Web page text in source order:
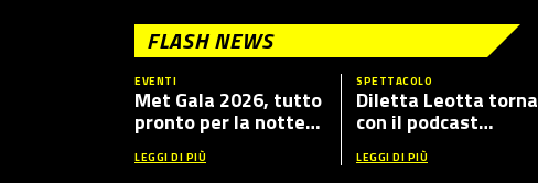
FLASH NEWS
EVENTI
Met Gala 2026, tutto
pronto per la notte
più fashion dell’anno:
tema, ospiti e dove
LEGGI DI PIÙ
SPETTACOLO
Diletta Leotta torna
con il podcast
“Mamma Dilettante
5”, ecco i nuovi ospiti
LEGGI DI PIÙ